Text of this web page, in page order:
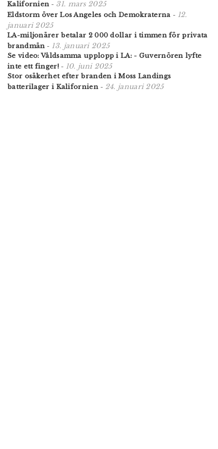
Kalifornien - 31. mars 2025
Eldstorm över Los Angeles och Demokraterna - 12.
januari 2025
LA-miljonärer betalar 2 000 dollar i timmen för privata
brandmän - 13. januari 2025
Se video: Våldsamma upplopp i LA: - Guvernören lyfte
inte ett finger!- 10. juni 2025
Stor osäkerhet efter branden i Moss Landings
batterilager i Kalifornien- 24. januari 2025